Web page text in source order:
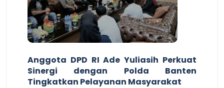
Anggota DPD RI Ade Yuliasih Perkuat
Sinergi dengan Polda Banten
Tingkatkan Pelayanan Masyarakat